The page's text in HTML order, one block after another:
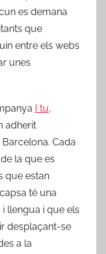
es demana
que
entre els webs
unes
I tu,
adherit
Barcelona. Cada
la que es
que estan
té una
llengua i que els
desplaçant-se
a la